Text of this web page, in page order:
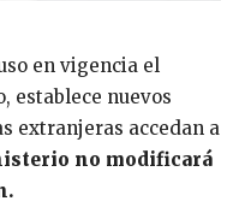
en vigencia el
establece nuevos
extranjeras accedan a
no modificará